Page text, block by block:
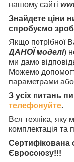
нашому сайті
Знайдете ціни
спробуємо
Якщо потрібної
ДАНОЇ моделі)
ми дамо
Можемо
параметрами
З усіх питань
телефонуйте.
Вся техніка,
комплектація та
Сертифікована
Євросоюзу!!!